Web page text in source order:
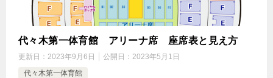
代々木第一体育館 アリーナ席 座席表と見え方
更新日： 2023年9月6日 公開日： 2023年5月1日
代々木第一体育館